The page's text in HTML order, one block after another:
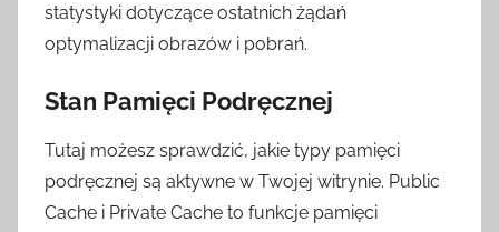
statystyki dotyczące ostatnich żądań
optymalizacji obrazów i pobrań.
Stan Pamięci Podręcznej
Tutaj możesz sprawdzić, jakie typy pamięci
podręcznej są aktywne w Twojej witrynie. Public
Cache i Private Cache to funkcje pamięci